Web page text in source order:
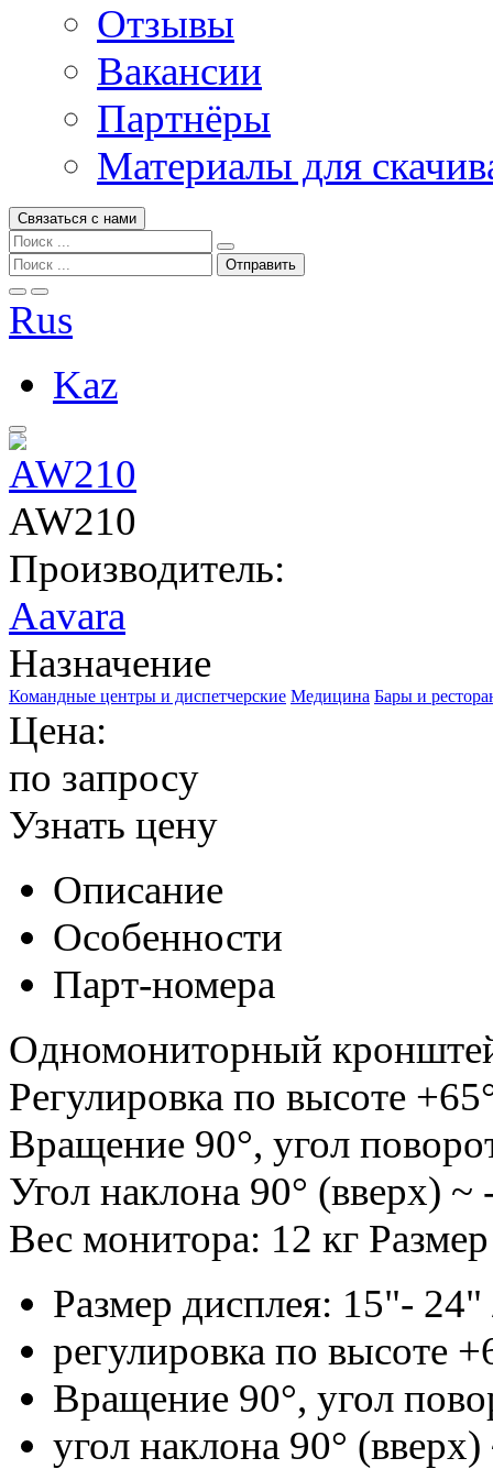
Отзывы
Вакансии
Партнёры
Материалы для
Связаться с нами
Rus
Kaz
AW210
Производитель:
Aavara
Назначение
Командные центры и диспетчерские Медицина Бары и
Цена:
по запросу
Узнать цену
Описание
Особенности
Парт-номера
Одномониторный
Регулировка по высоте
Вращение 90°, угол
Угол наклона 90° (вверх) ~
Вес монитора: 12 кг
Размер дисплея: 15"-
регулировка по высоте
Вращение 90°, угол
угол наклона 90°